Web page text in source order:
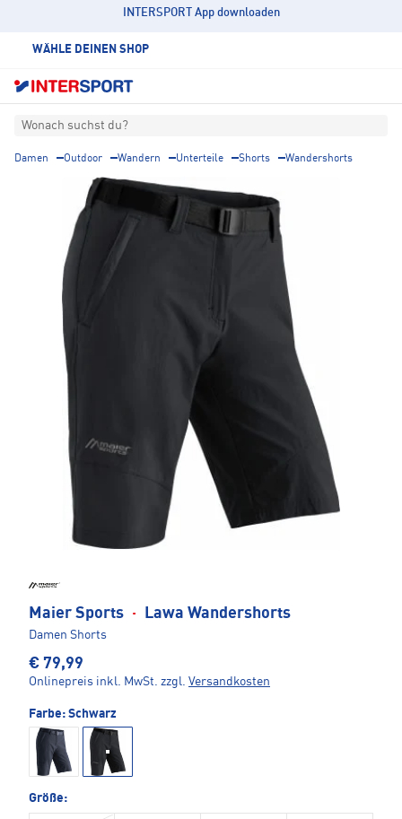
INTERSPORT App downloaden
WÄHLE DEINEN SHOP
Wonach suchst du?
Damen Outdoor Wandern Unterteile Shorts Wandershorts
Maier Sports · Lawa Wandershorts
Damen Shorts
€ 79,99
Onlinepreis inkl. MwSt. zzgl. Versandkosten
Farbe: Schwarz
Größe: